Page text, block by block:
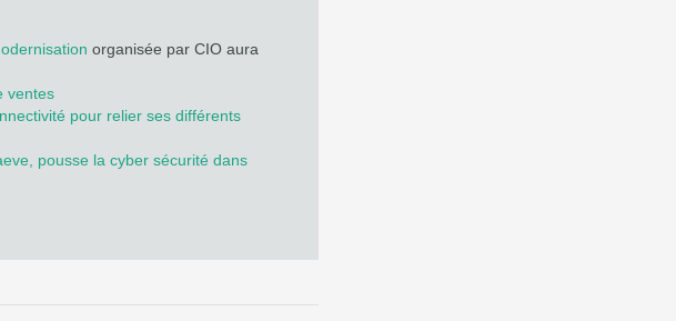
organisée par CIO aura
ventes
pour relier ses différents
pousse la cyber sécurité dans